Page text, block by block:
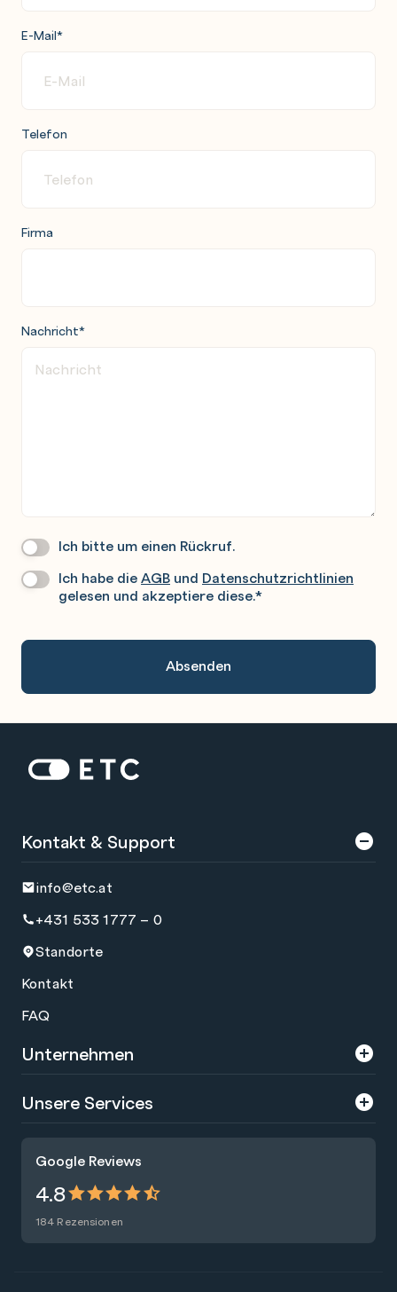
E-Mail*
Telefon
Firma
Nachricht*
Wir
Sie
Ich bitte um einen Rückruf.
Datenschutz*
Ich habe dieAGB und Datenschutzrichtlinien
gelesen und akzeptiere diese.*
Startseite: ETC
Google Reviews
4.8
184 Rezensionen
Kontakt & Support
info@etc.at
+431 533 1777 – 0
Standorte
Kontakt
FAQ
Unternehmen
Über uns
Presse
Nachhaltigkeit
Blog
Unsere Services